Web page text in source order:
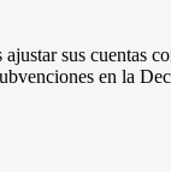
sus cuentas
en la